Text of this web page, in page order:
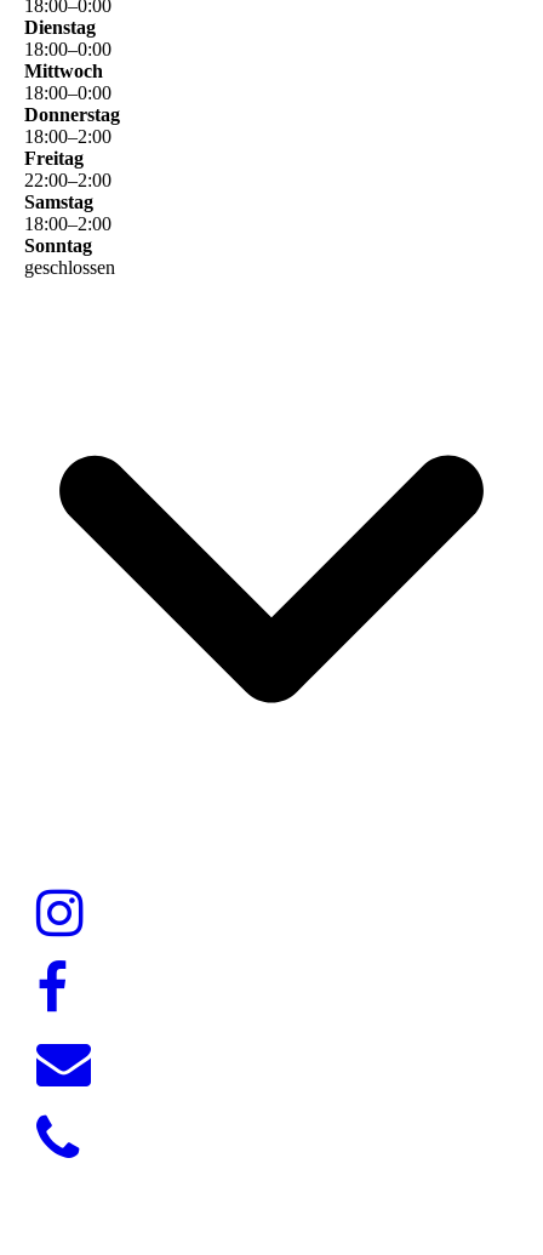
18:00–0:00
Dienstag
18:00–0:00
Mittwoch
18:00–0:00
Donnerstag
18:00–2:00
Freitag
22:00–2:00
Samstag
18:00–2:00
Sonntag
geschlossen